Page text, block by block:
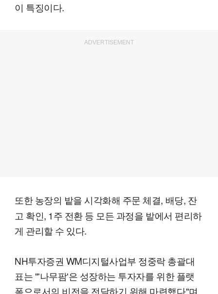
이 특징이다.
ADVERTISEMENT
또한 농장의 밭을 시각화해 주문 체결, 배당, 잔
고 확인, 1주 전환 등 모든 과정을 밭에서 편리하
게 관리할 수 있다.
NH투자증권 WM디지털사업부 정중락 총괄대
표는 "'나무팜'은 성장하는 투자자를 위한 플랫
폼으로서의 비전을 전달하기 위해 마련했다"며